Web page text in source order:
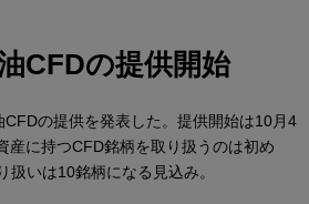
CFDの提供開始
の提供を発表した。提供開始は10月4
産に持つCFD銘柄を取り扱うのは初め
扱いは10銘柄になる見込み。